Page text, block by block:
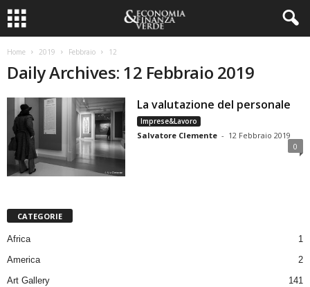
Home 2019 Febbraio 12
Daily Archives: 12 Febbraio 2019
La valutazione del personale
Imprese&Lavoro
Salvatore Clemente - 12 Febbraio 2019
0
CATEGORIE
Africa
1
America
2
Art Gallery
141